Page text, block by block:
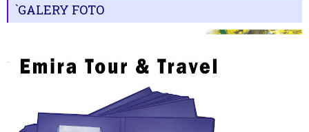
`GALERY FOTO